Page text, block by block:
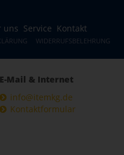
uns Service Kontakt
WIDERRUFSBELEHRUNG
E-Mail & Internet
info@itemkg.de
Kontaktformular